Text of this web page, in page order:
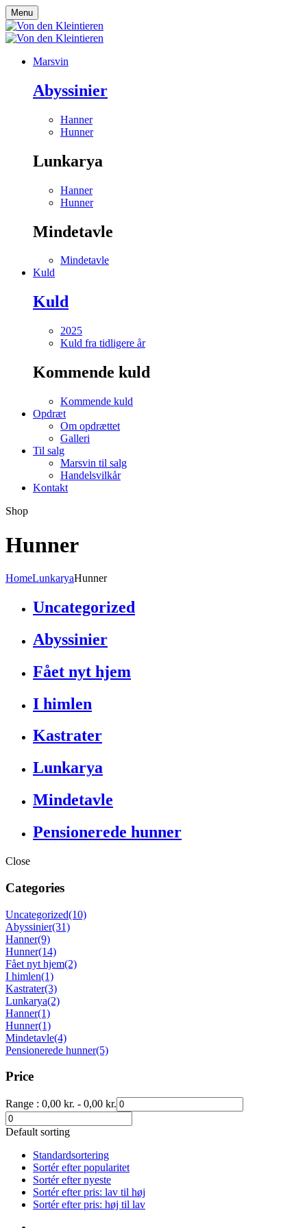
Menu
Marsvin
Abyssinier
Hanner
Hunner
Lunkarya
Hanner
Hunner
Mindetavle
Mindetavle
Kuld
Kuld
2025
Kuld fra tidligere år
Kommende kuld
Kommende kuld
Opdræt
Om opdrættet
Galleri
Til salg
Marsvin til salg
Handelsvilkår
Kontakt
Shop
Hunner
HomeLunkaryaHunner
Uncategorized
Abyssinier
Fået nyt hjem
I himlen
Kastrater
Lunkarya
Mindetavle
Pensionerede hunner
Close
Categories
Uncategorized(10)
Abyssinier(31)
Hanner(9)
Hunner(14)
Fået nyt hjem(2)
I himlen(1)
Kastrater(3)
Lunkarya(2)
Hanner(1)
Hunner(1)
Mindetavle(4)
Pensionerede hunner(5)
Price
Range : 0,00 kr. - 0,00 kr.
Default sorting
Standardsortering
Sortér efter popularitet
Sortér efter nyeste
Sortér efter pris: lav til høj
Sortér efter pris: høj til lav